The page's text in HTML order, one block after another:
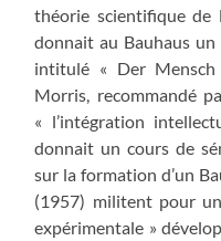
théorie scientifique de
donnait au Bauhaus un
intitulé « Der Mensch
Morris, recommandé
« l’intégration
donnait un cours de
sur la formation d’un
(1957) militent pour
expérimentale »